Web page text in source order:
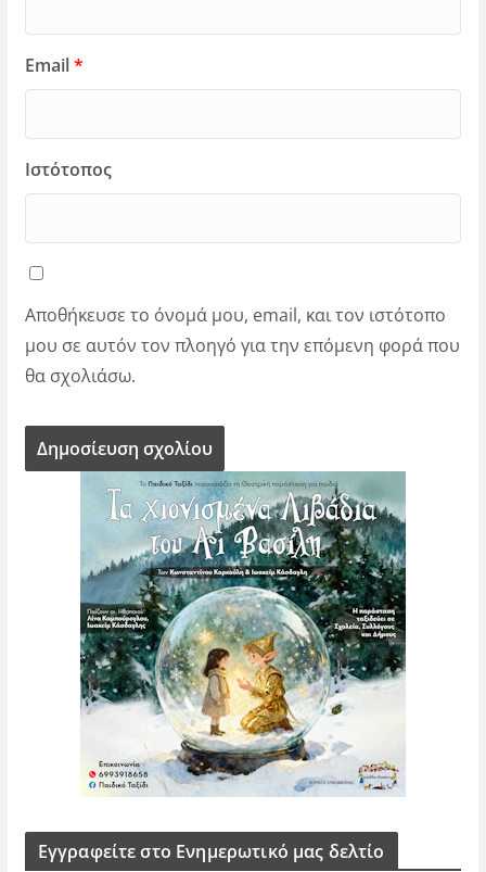
Email*
Ιστότοπος
Αποθήκευσε το όνομά μου, email, και τον ιστότοπο
μου σε αυτόν τον πλοηγό για την επόμενη φορά που
θα σχολιάσω.
Εγγραφείτε στο Ενημερωτικό μας δελτίο